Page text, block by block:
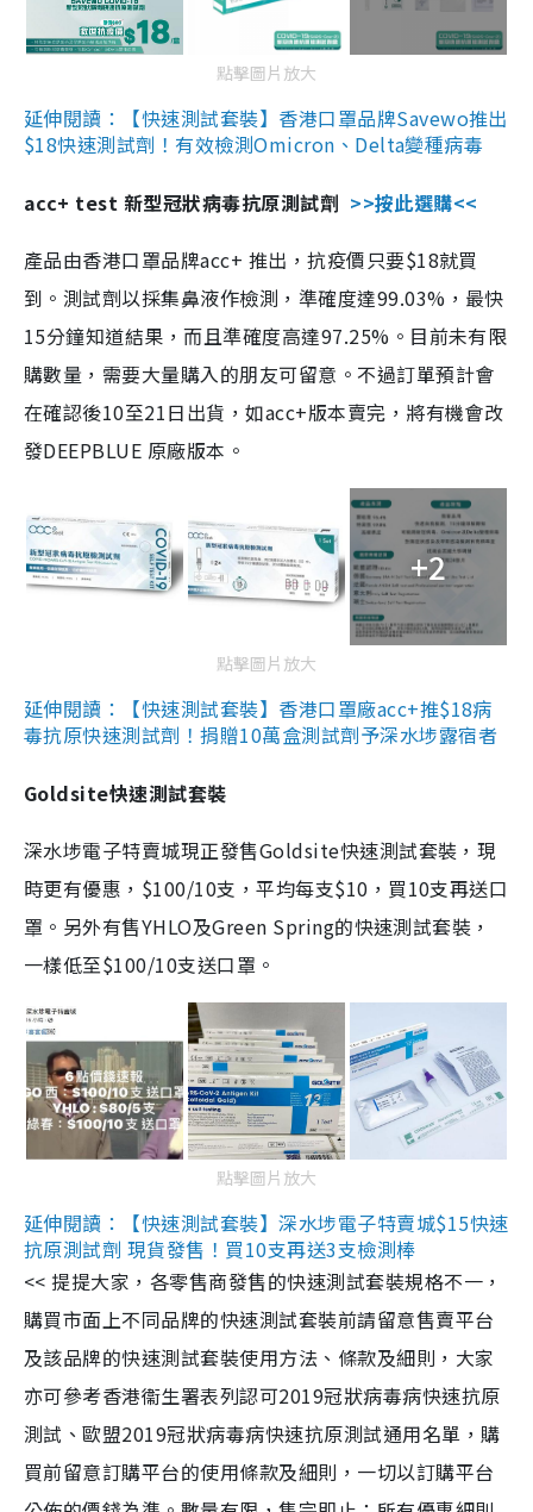
點擊圖片放大
延伸閱讀：【快速測試套裝】香港口罩品牌Savewo推出
$18快速測試劑！有效檢測Omicron、Delta變種病毒
acc+ test 新型冠狀病毒抗原測試劑 >>按此選購<<
產品由香港口罩品牌acc+ 推出，抗疫價只要$18就買
到。測試劑以採集鼻液作檢測，準確度達99.03%，最快
15分鐘知道結果，而且準確度高達97.25%。目前未有限
購數量，需要大量購入的朋友可留意。不過訂單預計會
在確認後10至21日出貨，如acc+版本賣完，將有機會改
發DEEPBLUE 原廠版本。
+2
點擊圖片放大
延伸閱讀：【快速測試套裝】香港口罩廠acc+推$18病
毒抗原快速測試劑！捐贈10萬盒測試劑予深水埗露宿者
Goldsite快速測試套裝
深水埗電子特賣城現正發售Goldsite快速測試套裝，現
時更有優惠，$100/10支，平均每支$10，買10支再送口
罩。另外有售YHLO及Green Spring的快速測試套裝，
一樣低至$100/10支送口罩。
點擊圖片放大
延伸閱讀：【快速測試套裝】深水埗電子特賣城$15快速
抗原測試劑 現貨發售！買10支再送3支檢測棒
<< 提提大家，各零售商發售的快速測試套裝規格不一，
購買市面上不同品牌的快速測試套裝前請留意售賣平台
及該品牌的快速測試套裝使用方法、條款及細則，大家
亦可參考香港衞生署表列認可2019冠狀病毒病快速抗原
測試、歐盟2019冠狀病毒病快速抗原測試通用名單，購
買前留意訂購平台的使用條款及細則，一切以訂購平台